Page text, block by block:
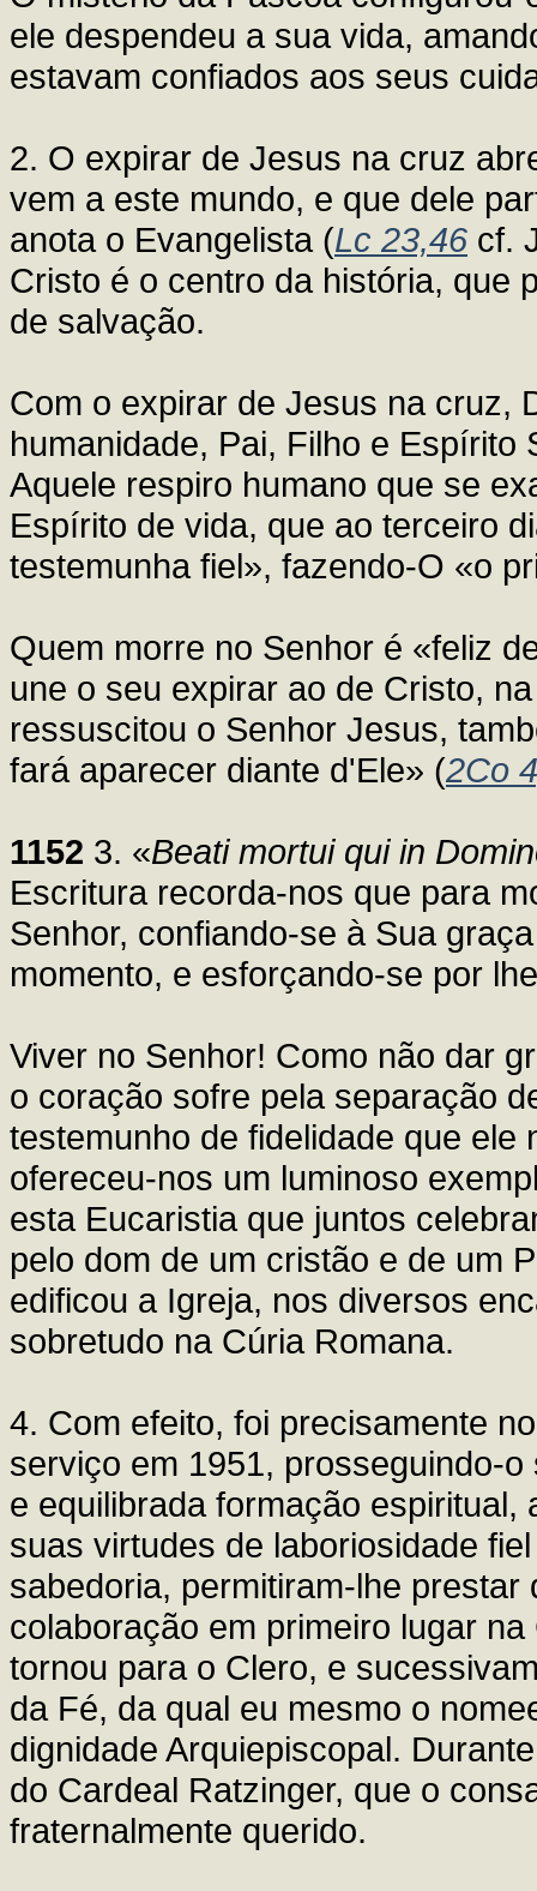
ele despendeu a sua vida,
estavam confiados aos seus
2. O expirar de Jesus na cruz
vem a este mundo, e que dele
anota o Evangelista (Lc 23,46 cf.
Cristo é o centro da história, que
de salvação.
Com o expirar de Jesus na cruz,
humanidade, Pai, Filho e
Aquele respiro humano que se
Espírito de vida, que ao terceiro
testemunha fiel», fazendo-O «o
Quem morre no Senhor é «feliz
une o seu expirar ao de Cristo,
ressuscitou o Senhor Jesus,
fará aparecer diante d'Ele» (2Co
1152 3. «Beati mortui qui in
Escritura recorda-nos que para
Senhor, confiando-se à Sua
momento, e esforçando-se por
Viver no Senhor! Como não dar
o coração sofre pela separação
testemunho de fidelidade que
ofereceu-nos um luminoso
esta Eucaristia que juntos
pelo dom de um cristão e de um
edificou a Igreja, nos diversos
sobretudo na Cúria Romana.
4. Com efeito, foi precisamente
serviço em 1951, prosseguindo-
e equilibrada formação
suas virtudes de laboriosidade
sabedoria, permitiram-lhe
colaboração em primeiro lugar
tornou para o Clero, e
da Fé, da qual eu mesmo o
dignidade Arquiepiscopal.
do Cardeal Ratzinger, que o
fraternalmente querido.